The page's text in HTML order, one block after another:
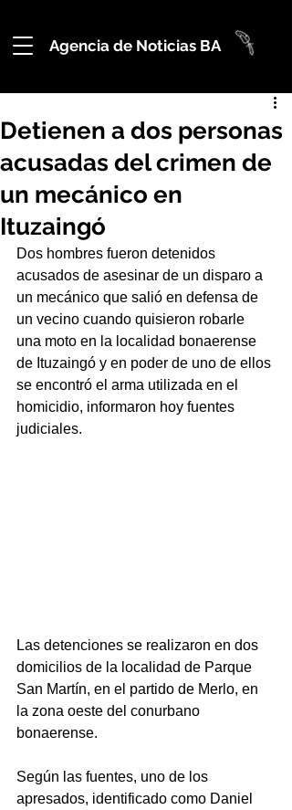
Agencia de Noticias BA
Detienen a dos personas
acusadas del crimen de
un mecánico en
Ituzaingó
Dos hombres fueron detenidos
acusados de asesinar de un disparo a
un mecánico que salió en defensa de
un vecino cuando quisieron robarle
una moto en la localidad bonaerense
de Ituzaingó y en poder de uno de ellos
se encontró el arma utilizada en el
homicidio, informaron hoy fuentes
judiciales.
Las detenciones se realizaron en dos
domicilios de la localidad de Parque
San Martín, en el partido de Merlo, en
la zona oeste del conurbano
bonaerense.
Según las fuentes, uno de los
apresados, identificado como Daniel